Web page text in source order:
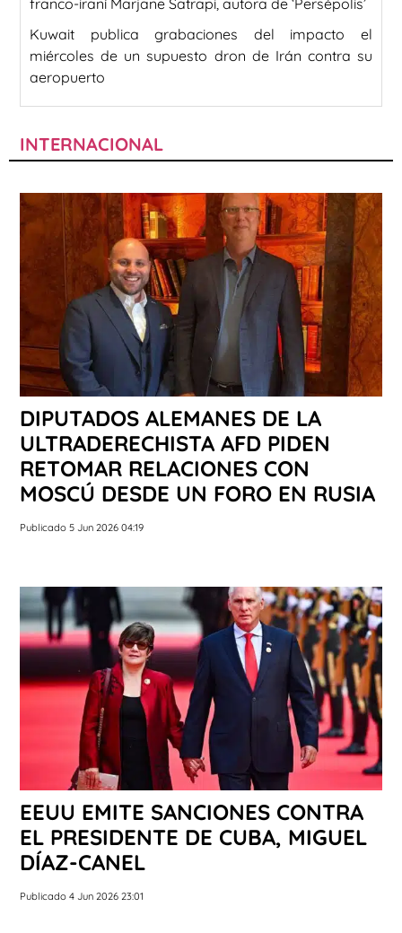
franco-iraní Marjane Satrapi, autora de ‘Persépolis’
Kuwait publica grabaciones del impacto el
miércoles de un supuesto dron de Irán contra su
aeropuerto
INTERNACIONAL
DIPUTADOS ALEMANES DE LA
ULTRADERECHISTA AFD PIDEN
RETOMAR RELACIONES CON
MOSCÚ DESDE UN FORO EN RUSIA
Publicado 5 Jun 2026 04:19
EEUU EMITE SANCIONES CONTRA
EL PRESIDENTE DE CUBA, MIGUEL
DÍAZ-CANEL
Publicado 4 Jun 2026 23:01